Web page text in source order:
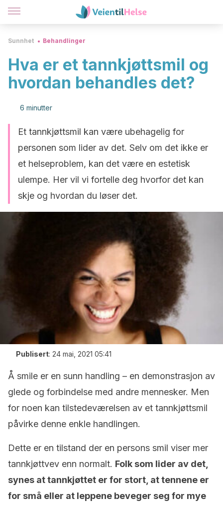
Sunnhet Behandlinger
Hva er et tannkjøttsmil og
hvordan behandles det?
6 minutter
Et tannkjøttsmil kan være ubehagelig for
personen som lider av det. Selv om det ikke er
et helseproblem, kan det være en estetisk
ulempe. Her vil vi fortelle deg hvorfor det kan
skje og hvordan du løser det.
Publisert: 24 mai, 2021 05:41
Å smile er en sunn handling – en demonstrasjon av
glede og forbindelse med andre mennesker. Men
for noen kan tilstedeværelsen av et tannkjøttsmil
påvirke denne enkle handlingen.
Dette er en tilstand der en persons smil viser mer
tannkjøttvev enn normalt. Folk som lider av det,
synes at tannkjøttet er for stort, at tennene er
for små eller at leppene beveger seg for mye